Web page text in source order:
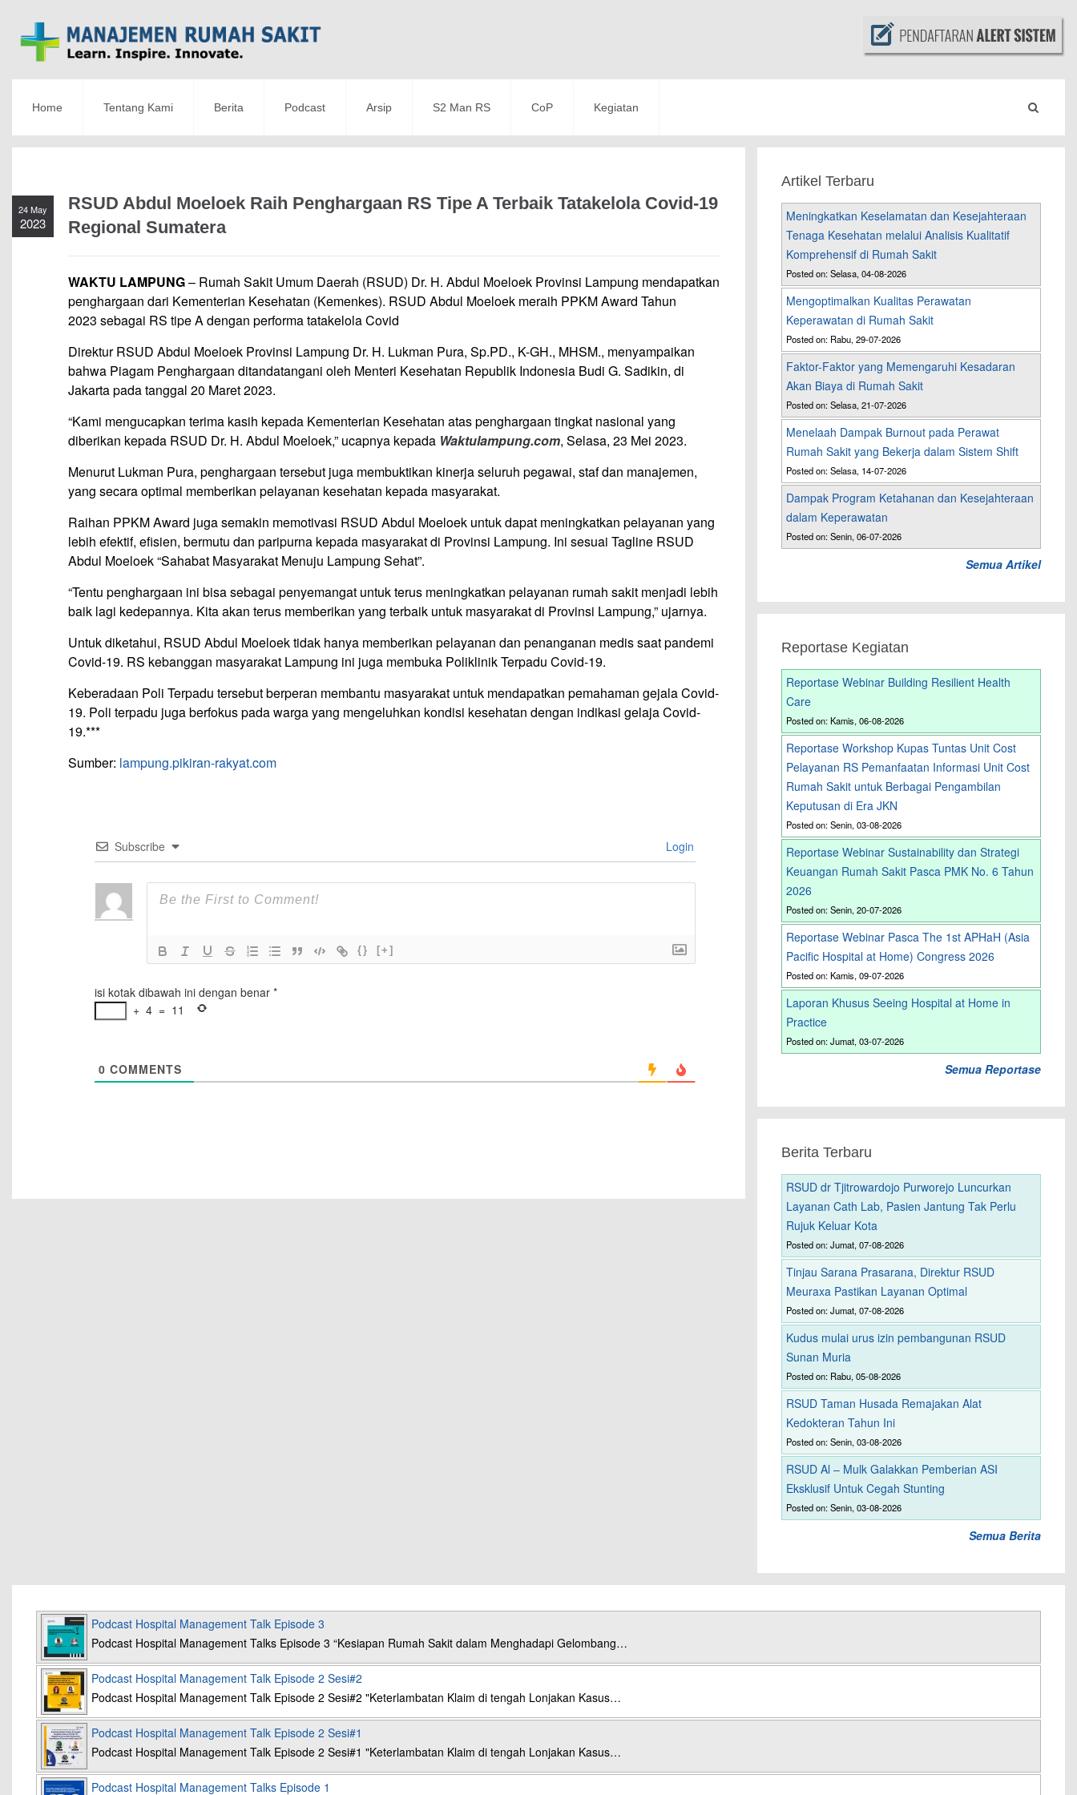
Home Tentang Kami Berita Podcast Arsip S2 Man RS CoP Kegiatan
24 May
2023
RSUD Abdul Moeloek Raih Penghargaan RS Tipe A Terbaik Tatakelola Covid-19
Regional Sumatera
WAKTU LAMPUNG– Rumah Sakit Umum Daerah (RSUD) Dr. H. Abdul Moeloek Provinsi Lampung mendapatkan
penghargaan dari Kementerian Kesehatan (Kemenkes). RSUD Abdul Moeloek meraih PPKM Award Tahun
2023 sebagai RS tipe A dengan performa tatakelola Covid
Direktur RSUD Abdul Moeloek Provinsi Lampung Dr. H. Lukman Pura, Sp.PD., K-GH., MHSM., menyampaikan
bahwa Piagam Penghargaan ditandatangani oleh Menteri Kesehatan Republik Indonesia Budi G. Sadikin, di
Jakarta pada tanggal 20 Maret 2023.
“Kami mengucapkan terima kasih kepada Kementerian Kesehatan atas penghargaan tingkat nasional yang
diberikan kepada RSUD Dr. H. Abdul Moeloek,” ucapnya kepada Waktulampung.com, Selasa, 23 Mei 2023.
Menurut Lukman Pura, penghargaan tersebut juga membuktikan kinerja seluruh pegawai, staf dan manajemen,
yang secara optimal memberikan pelayanan kesehatan kepada masyarakat.
Raihan PPKM Award juga semakin memotivasi RSUD Abdul Moeloek untuk dapat meningkatkan pelayanan yang
lebih efektif, efisien, bermutu dan paripurna kepada masyarakat di Provinsi Lampung. Ini sesuai Tagline RSUD
Abdul Moeloek “Sahabat Masyarakat Menuju Lampung Sehat”.
“Tentu penghargaan ini bisa sebagai penyemangat untuk terus meningkatkan pelayanan rumah sakit menjadi lebih
baik lagi kedepannya. Kita akan terus memberikan yang terbaik untuk masyarakat di Provinsi Lampung,” ujarnya.
Untuk diketahui, RSUD Abdul Moeloek tidak hanya memberikan pelayanan dan penanganan medis saat pandemi
Covid-19. RS kebanggan masyarakat Lampung ini juga membuka Poliklinik Terpadu Covid-19.
Keberadaan Poli Terpadu tersebut berperan membantu masyarakat untuk mendapatkan pemahaman gejala Covid-
19. Poli terpadu juga berfokus pada warga yang mengeluhkan kondisi kesehatan dengan indikasi gelaja Covid-
19.***
Sumber: lampung.pikiran-rakyat.com
Subscribe Login
{} [+]
isi kotak dibawah ini dengan benar*
+ 4 = 11
0 COMMENTS
Artikel Terbaru
Meningkatkan Keselamatan dan Kesejahteraan
Tenaga Kesehatan melalui Analisis Kualitatif
Komprehensif di Rumah Sakit
Posted on: Selasa, 04-08-2026
Mengoptimalkan Kualitas Perawatan
Keperawatan di Rumah Sakit
Posted on: Rabu, 29-07-2026
Faktor-Faktor yang Memengaruhi Kesadaran
Akan Biaya di Rumah Sakit
Posted on: Selasa, 21-07-2026
Menelaah Dampak Burnout pada Perawat
Rumah Sakit yang Bekerja dalam Sistem Shift
Posted on: Selasa, 14-07-2026
Dampak Program Ketahanan dan Kesejahteraan
dalam Keperawatan
Posted on: Senin, 06-07-2026
Semua Artikel
Reportase Kegiatan
Reportase Webinar Building Resilient Health
Care
Posted on: Kamis, 06-08-2026
Reportase Workshop Kupas Tuntas Unit Cost
Pelayanan RS Pemanfaatan Informasi Unit Cost
Rumah Sakit untuk Berbagai Pengambilan
Keputusan di Era JKN
Posted on: Senin, 03-08-2026
Reportase Webinar Sustainability dan Strategi
Keuangan Rumah Sakit Pasca PMK No. 6 Tahun
2026
Posted on: Senin, 20-07-2026
Reportase Webinar Pasca The 1st APHaH (Asia
Pacific Hospital at Home) Congress 2026
Posted on: Kamis, 09-07-2026
Laporan Khusus Seeing Hospital at Home in
Practice
Posted on: Jumat, 03-07-2026
Semua Reportase
Berita Terbaru
RSUD dr Tjitrowardojo Purworejo Luncurkan
Layanan Cath Lab, Pasien Jantung Tak Perlu
Rujuk Keluar Kota
Posted on: Jumat, 07-08-2026
Tinjau Sarana Prasarana, Direktur RSUD
Meuraxa Pastikan Layanan Optimal
Posted on: Jumat, 07-08-2026
Kudus mulai urus izin pembangunan RSUD
Sunan Muria
Posted on: Rabu, 05-08-2026
RSUD Taman Husada Remajakan Alat
Kedokteran Tahun Ini
Posted on: Senin, 03-08-2026
RSUD Al – Mulk Galakkan Pemberian ASI
Eksklusif Untuk Cegah Stunting
Posted on: Senin, 03-08-2026
Semua Berita
Podcast Hospital Management Talk Episode 3
Podcast Hospital Management Talks Episode 3 “Kesiapan Rumah Sakit dalam Menghadapi Gelombang…
Podcast Hospital Management Talk Episode 2 Sesi#2
Podcast Hospital Management Talk Episode 2 Sesi#2 "Keterlambatan Klaim di tengah Lonjakan Kasus…
Podcast Hospital Management Talk Episode 2 Sesi#1
Podcast Hospital Management Talk Episode 2 Sesi#1 "Keterlambatan Klaim di tengah Lonjakan Kasus…
Podcast Hospital Management Talks Episode 1